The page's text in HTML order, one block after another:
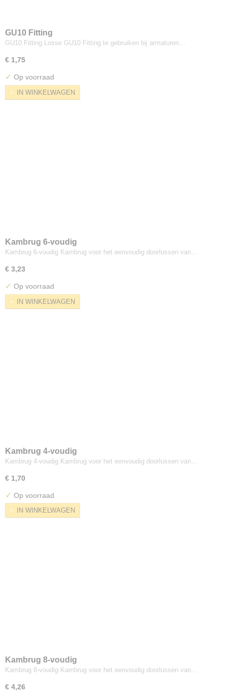
GU10 Fitting
GU10 Fitting Losse GU10 Fitting te gebruiken bij armaturen…
€ 1,75
✓ Op voorraad
IN WINKELWAGEN
Kambrug 6-voudig
Kambrug 6-voudig Kambrug voor het eenvoudig doorlussen van…
€ 3,23
✓ Op voorraad
IN WINKELWAGEN
Kambrug 4-voudig
Kambrug 4-voudig Kambrug voor het eenvoudig doorlussen van…
€ 1,70
✓ Op voorraad
IN WINKELWAGEN
Kambrug 8-voudig
Kambrug 8-voudig Kambrug voor het eenvoudig doorlussen van…
€ 4,26